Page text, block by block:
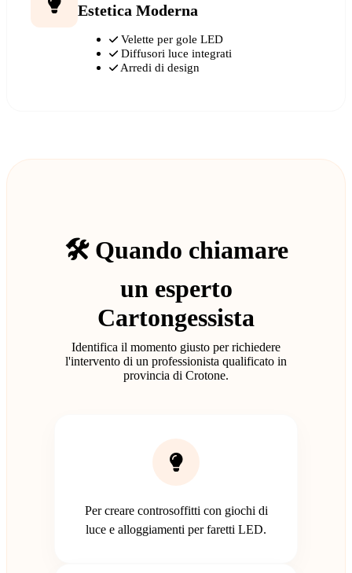
Estetica Moderna
Velette per gole LED
Diffusori luce integrati
Arredi di design
🛠️ Quando chiamare
un esperto
Cartongessista
Identifica il momento giusto per richiedere
l'intervento di un professionista qualificato in
provincia di Crotone.
Per creare controsoffitti con giochi di
luce e alloggiamenti per faretti LED.